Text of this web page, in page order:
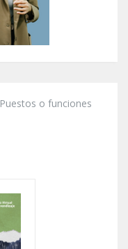
Puestos o funciones